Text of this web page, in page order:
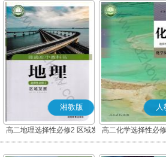
湘教版
高二地理选择性必修2 区域发
展
人
高二化学选择性必
应原理